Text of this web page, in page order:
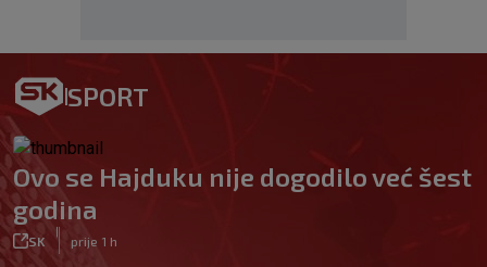
SPORT
Ovo se Hajduku nije dogodilo već šest
godina
SK prije 1 h